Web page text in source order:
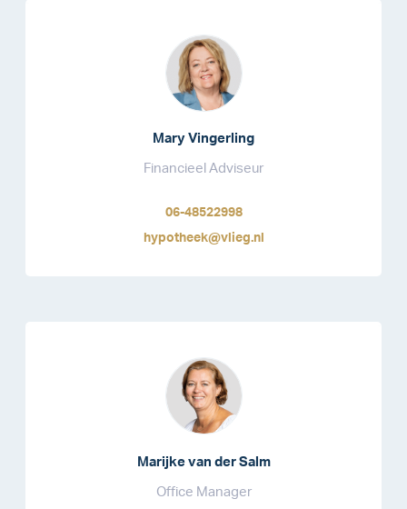
Mary Vingerling
Financieel Adviseur
06-48522998
hypotheek@vlieg.nl
Marijke van der Salm
Office Manager